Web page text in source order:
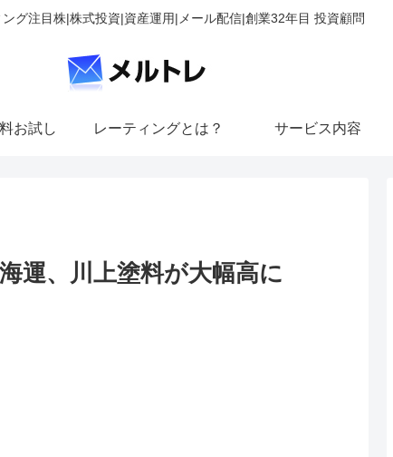
ング注目株|株式投資|資産運用|メール配信|創業32年目 投資顧問
お試し レーティングとは？ サービス内容
運、川上塗料が大幅高に